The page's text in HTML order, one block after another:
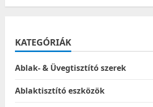
KATEGÓRIÁK
Ablak- & Üvegtisztító szerek
Ablaktisztító eszközök